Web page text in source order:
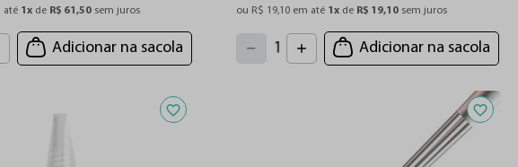
até 1 x de R$ 61 ,50 sem juros
Adicionar na sacola
ou R$ 19,10 em até 1 x de R$ 19,10 sem juros
1 Adicionar na sacola
Adicionar aos favoritos